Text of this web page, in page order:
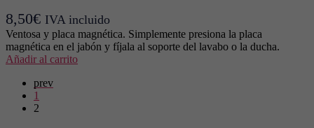
8,50€ IVA incluido
Ventosa y placa magnética. Simplemente presiona la placa
magnética en el jabón y fíjala al soporte del lavabo o la ducha.
Añadir al carrito
prev
1
2